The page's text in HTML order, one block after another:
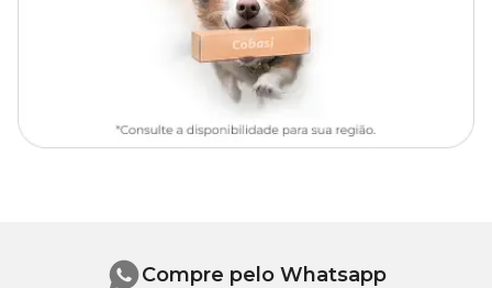
2,0 x 55cm
Compre pelo Whatsapp